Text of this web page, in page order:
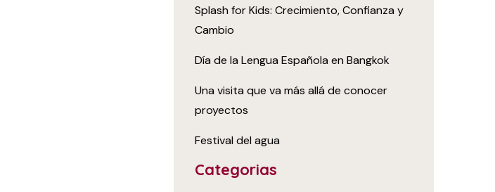
Splash for Kids: Crecimiento, Confianza y
Cambio
Día de la Lengua Española en Bangkok
Una visita que va más allá de conocer
proyectos
Festival del agua
Categorias